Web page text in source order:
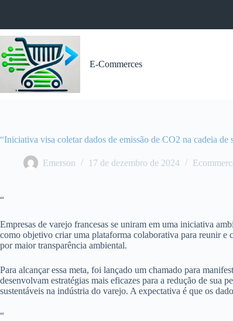
conteúdo
E-Commerces
“Iniciativa visa coletar dados de emissão de CO2 na cadeia de
Emerson 17 de dezembro de 2024
“
Empresas de varejo francesas se uniram em uma iniciativa
como objetivo criar uma plataforma colaborativa para reunir e
por maior transparência ambiental.
Para alcançar essa meta, foi lançado um chamado para
desenvolvam estratégias mais eficazes para a redução de sua
sustentáveis na indústria do varejo. A expectativa é que os
“